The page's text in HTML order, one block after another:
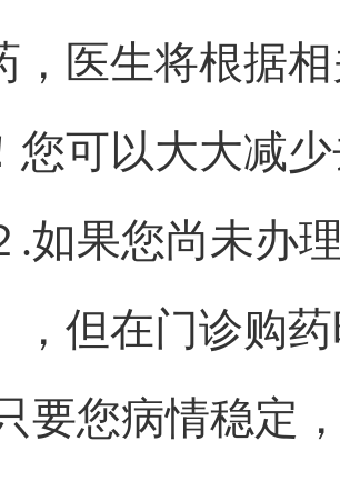
，医生将根据
您可以大大减
.如果您尚未办
，但在门诊购
要您病情稳定